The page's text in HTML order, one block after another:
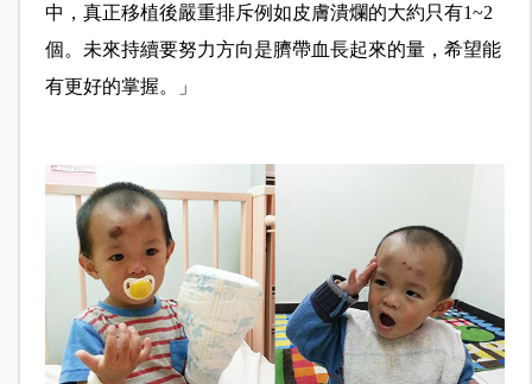
中，真正移植後嚴重排斥例如皮膚潰爛的大約只有1~2
個。未來持續要努力方向是臍帶血長起來的量，希望能
有更好的掌握。」